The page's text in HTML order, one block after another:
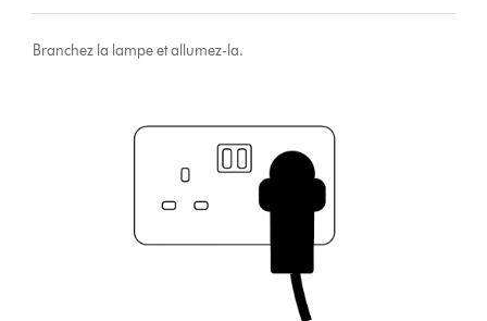
Branchez la lampe et allumez-la.